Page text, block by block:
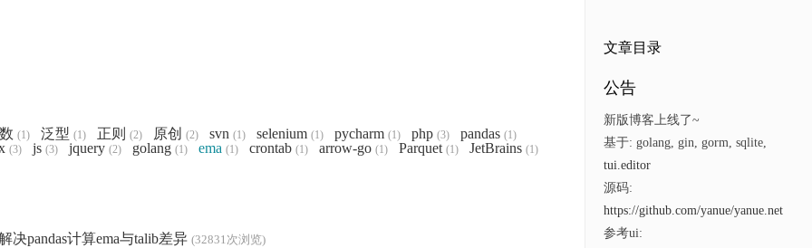
(1) 泛型 (1) 正则 (2) 原创 (2) svn (1) selenium (1) pycharm (1) php (3) pandas (1)
(3) js (3) jquery (2) golang (1) ema (1) crontab (1) arrow-go (1) Parquet (1) JetBrains (1)
决pandas计算ema与talib差异 (32831次浏览)
文章目录
公告
新版博客上线了~
基于: golang, gin, gorm, sqlite,
tui.editor
源码:
https://github.com/yanue/yanue.net
参考ui: